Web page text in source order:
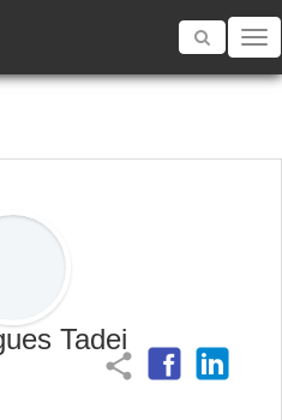
Toggle
Tadei
share